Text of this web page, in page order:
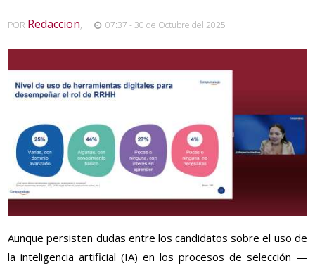
POR Redaccion, 07:37 - 30 de Octubre del 2025
Aunque persisten dudas entre los candidatos sobre el uso de
la inteligencia artificial (IA) en los procesos de selección —